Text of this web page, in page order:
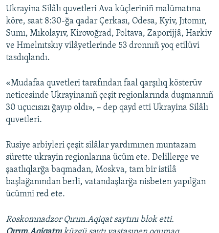
Ukrayina Silâlı quvetleri Ava küçleriniñ malümatına
köre, saat 8:30-ğa qadar Çerkası, Odesa, Kyiv, Jıtomır,
Sumı, Mıkolayıv, Kirovoğrad, Poltava, Zaporijjâ, Harkiv
ve Hmelnıtskıy vilâyetlerinde 53 dronnıñ yoq etilüvi
tasdıqlandı.
«Mudafaa quvetleri tarafından faal qarşılıq kösterüv
neticesinde Ukrayinanıñ çeşit regionlarında duşmannıñ
30 uçucısızı ğayıp oldı», – dep qayd etti Ukrayina Silâlı
quvetleri.
Rusiye arbiyleri çeşit silâlar yardımınen muntazam
sürette ukrayin regionlarına ücüm ete. Delillerge ve
şaatlıqlarğa baqmadan, Moskva, tam bir istilâ
başlağanından berli, vatandaşlarğa nisbeten yapılğan
ücümni red ete.
Roskomnadzor Qırım.Aqiqat saytını blok etti.